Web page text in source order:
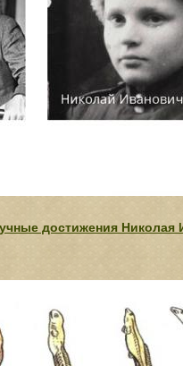
достижения Николая